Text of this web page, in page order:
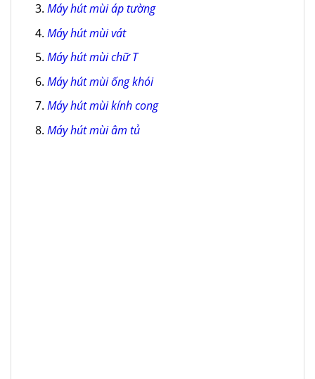
Máy hút mùi áp tường
Máy hút mùi vát
Máy hút mùi chữ T
Máy hút mùi ống khói
Máy hút mùi kính cong
Máy hút mùi âm tủ